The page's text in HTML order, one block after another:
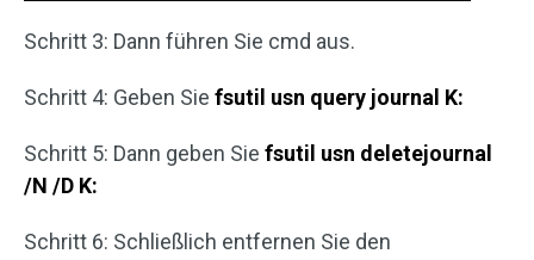
Schritt 3: Dann führen Sie cmd aus.
Schritt 4: Geben Sie fsutil usn query journal K:
Schritt 5: Dann geben Sie fsutil usn deletejournal
/N /D K:
Schritt 6: Schließlich entfernen Sie den